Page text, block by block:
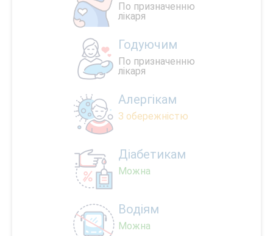
По призначенню
лікаря
Годуючим
По призначенню
лікаря
Алергікам
З обережністю
Діабетикам
Можна
Водіям
Можна